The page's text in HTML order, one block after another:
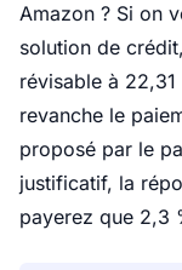
Amazon ? Si on
solution de
révisable à
revanche le
proposé par le
justificatif, la
payerez que 2,3